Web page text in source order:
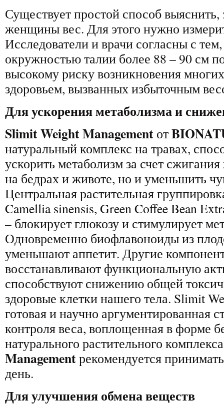
Существует простой способ
женщины вес. Для этого нужно
Исследователи и врачи согласны с
окружностью талии более 88 – 90 см
высокому риску возникновения
здоровьем, вызванных избыточным
Для ускорения метаболизма и
Slimit Weight Management от
натуральный комплекс на травах,
ускорить метаболизм за счет
на бедрах и животе, но и уменьшить
Центральная растительная
Camellia sinensis, Green Coffee Bean
– блокирует глюкозу и стимулирует
Одновременно биофлавоноиды из
уменьшают аппетит. Другие
восстанавливают функциональную
способствуют снижению общей
здоровые клетки нашего тела. Slimit
готовая и научно аргументированная
контроля веса, воплощенная в форме
натурального растительного
Managementрекомендуется
день.
Для улучшения обмена веществ